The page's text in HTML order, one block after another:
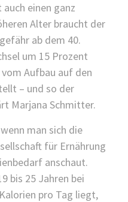
einen ganz
Alter braucht der
ab dem 40.
um 15 Prozent
Aufbau auf den
– und so der
Marjana Schmitter.
man sich die
für Ernährung
anschaut.
bis 25 Jahren bei
pro Tag liegt,